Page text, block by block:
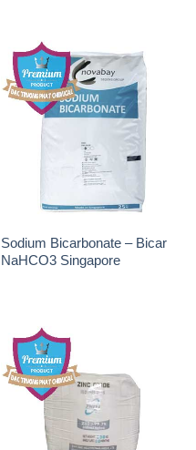
Sodium Bicarbonate – Bicar
NaHCO3 Singapore